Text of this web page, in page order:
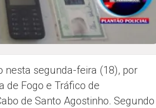
nesta segunda-feira (18), por
de Fogo e Tráfico de
de Santo Agostinho. Segundo